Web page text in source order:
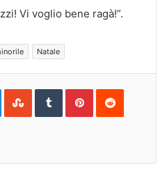
Vi voglio bene ragà!”.
Natale
LinkedInStumbleUpon
TumblrPinterestReddit